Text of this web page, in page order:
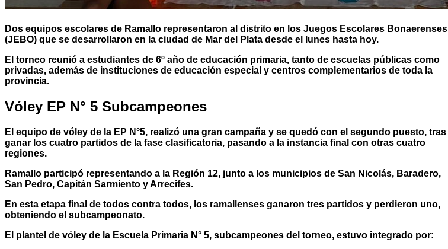
Dos equipos escolares de Ramallo representaron al distrito en los Juegos Escolares Bonaerenses
(JEBO) que se desarrollaron en la ciudad de Mar del Plata desde el lunes hasta hoy.
El torneo reunió a estudiantes de 6º año de educación primaria, tanto de escuelas públicas como
privadas, además de instituciones de educación especial y centros complementarios de toda la
provincia.
Vóley EP N° 5 Subcampeones
El equipo de vóley de la EP N°5, realizó una gran campaña y se quedó con el segundo puesto, tras
ganar los cuatro partidos de la fase clasificatoria, pasando a la instancia final con otras cuatro
regiones.
Ramallo participó representando a la Región 12, junto a los municipios de San Nicolás, Baradero,
San Pedro, Capitán Sarmiento y Arrecifes.
En esta etapa final de todos contra todos, los ramallenses ganaron tres partidos y perdieron uno,
obteniendo el subcampeonato.
El plantel de vóley de la Escuela Primaria N° 5, subcampeones del torneo, estuvo integrado por: